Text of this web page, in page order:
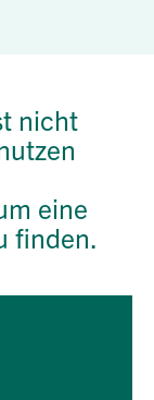
nicht
eine
finden.